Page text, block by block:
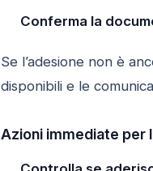
Conferma la
Se l’adesione non è
disponibili e le
Azioni immediate per